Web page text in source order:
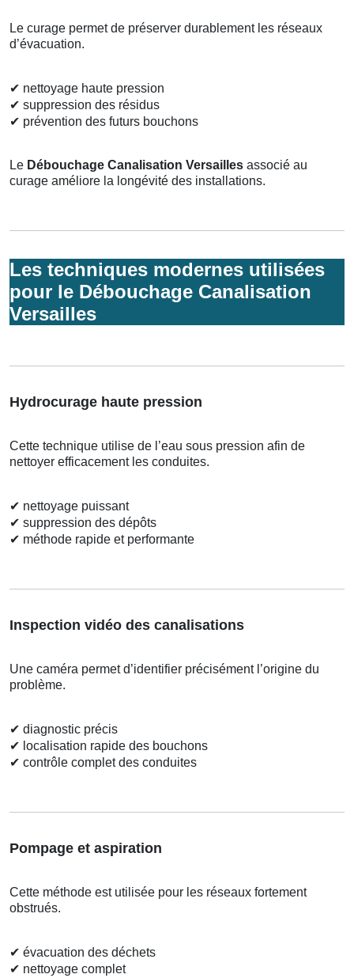
Le curage permet de préserver durablement les réseaux
d’évacuation.
✔ nettoyage haute pression
✔ suppression des résidus
✔ prévention des futurs bouchons
Le Débouchage Canalisation Versailles associé au
curage améliore la longévité des installations.
Les techniques modernes utilisées
pour le Débouchage Canalisation
Versailles
Hydrocurage haute pression
Cette technique utilise de l’eau sous pression afin de
nettoyer efficacement les conduites.
✔ nettoyage puissant
✔ suppression des dépôts
✔ méthode rapide et performante
Inspection vidéo des canalisations
Une caméra permet d’identifier précisément l’origine du
problème.
✔ diagnostic précis
✔ localisation rapide des bouchons
✔ contrôle complet des conduites
Pompage et aspiration
Cette méthode est utilisée pour les réseaux fortement
obstrués.
✔ évacuation des déchets
✔ nettoyage complet